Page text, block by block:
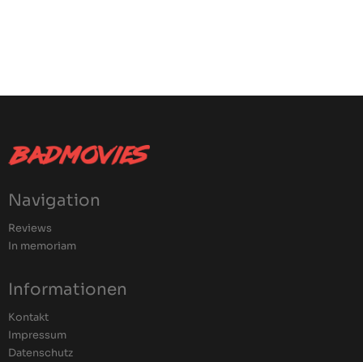
Navigation
Reviews
In memoriam
Informationen
Kontakt
Impressum
Datenschutz